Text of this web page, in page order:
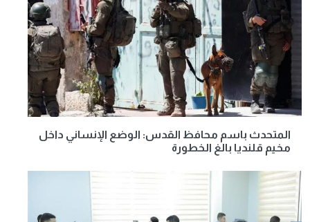
المتحدث باسم محافظ القدس: الوضع الإنساني داخل
مخيم قلنديا بالغ الخطورة